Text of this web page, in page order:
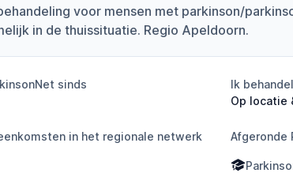
voor mensen met parkinson/
in de thuissituatie. Regio Apeldoorn.
sinds
Ik behandel
Op locatie
in het regionale netwerk
Afgeronde